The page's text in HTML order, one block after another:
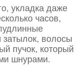
укладка даже
часов,
волосы
пучок, который
шнурами.